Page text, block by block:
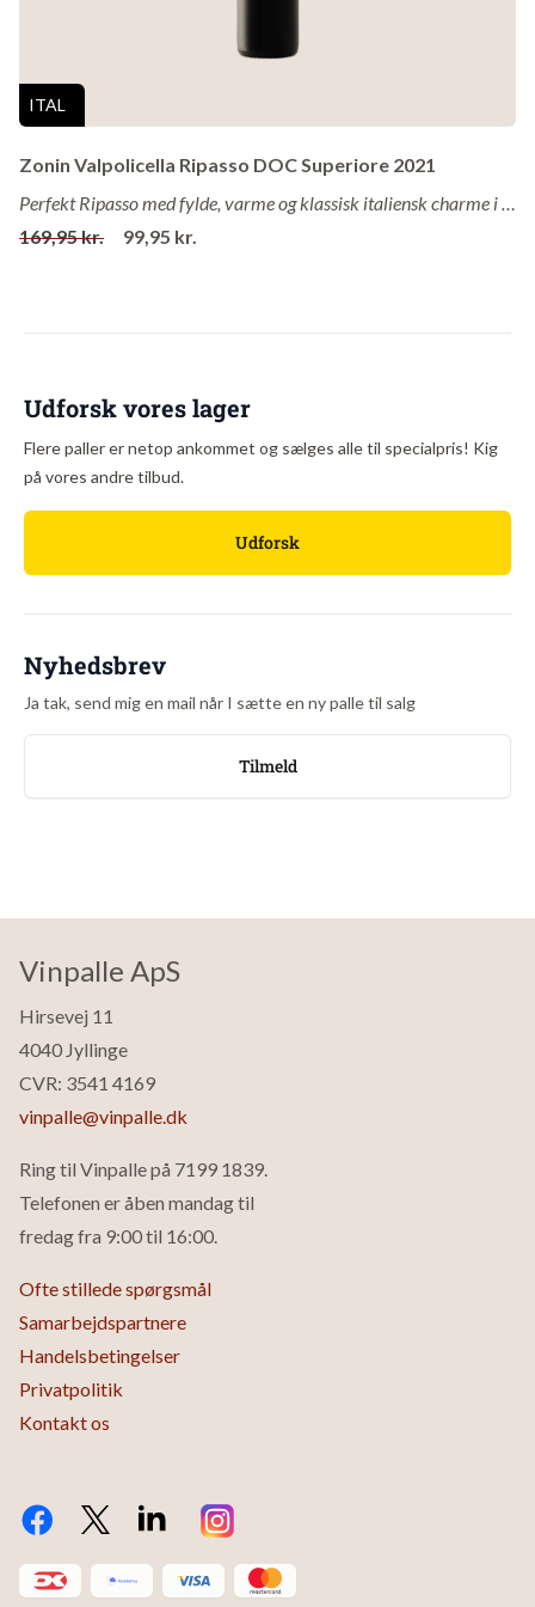
Om vingården
Med rødder i den franske adel leverer Château de Mauny
blomsteragtige Crémant de Loire til den frugtige og charmerende
Rosé d'Anjou – dette er vine skabt med fokus på friskhed, balance
og historisk kvalitet. Perfekt til både festlige lejligheder og
ITAL
Zonin Valpolicella Ripasso DOC Superiore 2021
169,95 kr.
99,95 kr.
Udforsk vores lager
Flere paller er netop ankommet og sælges alle til specialpris! Kig
på vores andre tilbud.
Udforsk
Nyhedsbrev
Ja tak, send mig en mail når I sætte en ny palle til salg
Tilmeld
Vinpalle ApS
Hirsevej 11
4040 Jyllinge
CVR: 3541 4169
vinpalle@vinpalle.dk
Ring til Vinpalle på 7199 1839
Telefonen er åben mandag til
fredag fra 9:00 til 16:00.
Ofte stillede spørgsmål
Samarbejdspartnere
Handelsbetingelser
Privatpolitik
Kontakt os
FacebookTwitter X.com
LinkedInInstagram